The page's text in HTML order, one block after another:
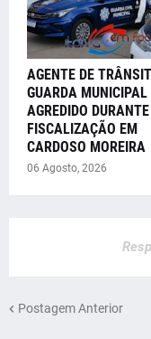
AGENTE DE
GUARDA MUNICIPAL
AGREDIDO DURANTE
FISCALIZAÇÃO EM
CARDOSO MOREIRA
06 Agosto, 2026
Postagem Anterior